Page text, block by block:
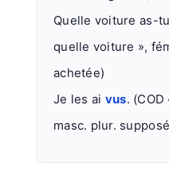
Quelle voiture as-tu
quelle voiture »,
achetée)
Je les ai vus.
masc. plur.